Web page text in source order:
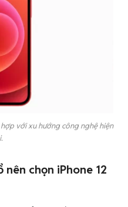
với xu hướng công nghệ hiện
nên chọn iPhone 12